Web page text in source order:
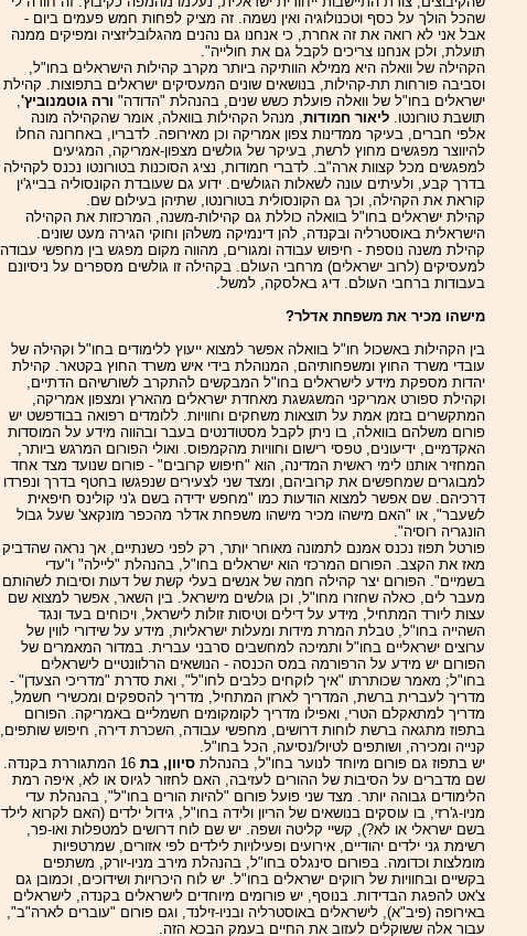
שהכל הולך על כסף וטכנולוגיה ואין נשמה. זה מציק לפחות חמש פעמים ביום -
אבל אני לא רואה את זה אחרת, כי אנחנו גם נהנים מהגלובליזציה ומפיקים ממנה
תועלת, ולכן אנחנו צריכים לקבל גם את חולייה".
הקהילה של וואלה היא ממילא הוותיקה ביותר מקרב קהילות הישראלים בחו"ל,
וסביבה פורחות תת-קהילות, בנושאים שונים המעסיקים ישראלים בתפוצות. קהילת
ישראלים בחו"ל של וואלה פועלת כשש שנים, בהנהלת "הדודה" ורה גוטמנוביץ',
תושבת טורונטו. ליאור חמודות, מנהל הקהילות בוואלה, אומר שהקהילה מונה
אלפי חברים, בעיקר ממדינות צפון אמריקה וכן מאירופה. לדבריו, באחרונה החלו
להיווצר מפגשים מחוץ לרשת, בעיקר של גולשים מצפון-אמריקה, המגיעים
למפגשים מכל קצוות ארה"ב. לדברי חמודות, נציג הסוכנות בטורונטו נכנס לקהילה
בדרך קבע, ולעיתים עונה לשאלות הגולשים. ידוע גם שעובדת הקונסוליה בבייג'ין
קוראת את הקהילה, וכך גם הקונסולית בטורונטו, שתיהן בעילום שם.
קהילת ישראלים בחו"ל בוואלה כוללת גם קהילות-משנה, המרכזות את הקהילה
הישראלית באוסטרליה ובקנדה, להן דינמיקה משלהן וחוקי הגירה מעט שונים.
קהילת משנה נוספת - חיפוש עבודה ומגורים, מהווה מקום מפגש בין מחפשי עבודה
למעסיקים (לרוב ישראלים) מרחבי העולם. בקהילה זו גולשים מספרים על ניסיונם
בעבודות ברחבי העולם. דיג באלסקה, למשל.
מישהו מכיר את משפחת אדלר?
בין הקהילות באשכול חו"ל בוואלה אפשר למצוא ייעוץ ללימודים בחו"ל וקהילה של
עובדי משרד החוץ ומשפחותיהם, המנוהלת בידי איש משרד החוץ בקטאר. קהילת
יהדות מספקת מידע לישראלים בחו"ל המבקשים להתקרב לשורשיהם הדתיים,
וקהילת ספורט אמריקני המשגשגת מאחדת ישראלים מהארץ ומצפון אמריקה,
המתקשרים בזמן אמת על תוצאות משחקים וחוויות. ללומדים רפואה בבודפשט יש
פורום משלהם בוואלה, בו ניתן לקבל מסטודנטים בעבר ובהווה מידע על המוסדות
האקדמיים, ידיעונים, טפסי רישום וחוויות מהקמפוס. ואולי הפורום המרגש ביותר,
המחזיר אותנו לימי ראשית המדינה, הוא "חיפוש קרובים" - פורום שנועד מצד אחד
למבוגרים שמחפשים את קרוביהם, ומצד שני לצעירים שנפגשו בחטף בדרך ונפרדו
דרכיהם. שם אפשר למצוא הודעות כמו "מחפש ידידה בשם ג'ני קולינס חיפאית
לשעבר", או "האם מישהו מכיר מישהו משפחת אדלר מהכפר מונקאצ' שעל גבול
הונגריה רוסיה".
פורטל תפוז נכנס אמנם לתמונה מאוחר יותר, רק לפני כשנתיים, אך נראה שהדביק
מאז את הקצב. הפורום המרכזי הוא ישראלים בחו"ל, בהנהלת "ליילה" ו"עדי
בשמיים". הפורום יצר קהילה חמה של אנשים בעלי קשת של דעות וסיבות לשהותם
מעבר לים, כאלה שחזרו מחו"ל, וכן גולשים מישראל. בין השאר, אפשר למצוא שם
עצות ליורד המתחיל, מידע על דילים וטיסות זולות לישראל, ויכוחים בעד ונגד
השהייה בחו"ל, טבלת המרת מידות ומעלות ישראליות, מידע על שידורי לווין של
ערוצים ישראליים בחו"ל ותמיכה למחשבים סרבני עברית. במדור המאמרים של
הפורום יש מידע על הרפורמה במס הכנסה - הנושאים הרלוונטיים לישראלים
בחו"ל; מאמר שכותרתו "איך לוקחים כלבים לחו"ל", ואת סדרת "מדריכי הצעדן" -
מדריך לעברית ברשת, המדריך לארזן המתחיל, מדריך להספקים ומכשירי חשמל,
מדריך למתאקלם הטרי, ואפילו מדריך לקומקומים חשמליים באמריקה. הפורום
בתפוז מתגאה ברשת לוחות דרושים, מחפשי עבודה, השכרת דירה, חיפוש שותפים,
קנייה ומכירה, ושותפים לטיול/נסיעה, הכל בחו"ל.
יש בתפוז גם פורום מיוחד לנוער בחו"ל, בהנהלת סיוון, בת
16 המתגוררת בקנדה.
שם מדברים על הסיבות של ההורים לעזיבה, האם לחזור לגיוס או לא, איפה רמת
הלימודים גבוהה יותר. מצד שני פועל פורום "להיות הורים בחו"ל", בהנהלת עדי
מניו-ג'רזי, בו עוסקים בנושאים של הריון ולידה בחו"ל, גידול ילדים (האם לקרוא לילד
בשם ישראלי או לא?), קשיי קליטה ושפה. יש שם לוח דרושים למטפלות ואו-פר,
רשימת גני ילדים יהודיים, אירועים ופעילויות לילדים לפי אזורים, שמרטפיות
מומלצות וכדומה. בפורום סינגלס בחו"ל, בהנהלת מירב מניו-יורק, משתפים
בקשיים ובחוויות של רווקים ישראלים בחו"ל. יש לוח היכרויות ושידוכים, וכמובן גם
צ'אט להפגת הבדידות. בנוסף, יש פורומים מיוחדים לישראלים בקנדה, לישראלים
באירופה (פיב"א), לישראלים באוסטרליה ובניו-זילנד, וגם פורום "עוברים לארה"ב",
עבור אלה ששוקלים לעזוב את החיים בעמק הבכא הזה.